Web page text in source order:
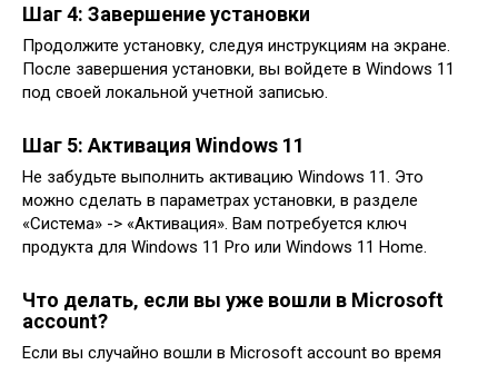
Шаг 4: Завершение установки
Продолжите установку‚ следуя инструкциям на экране.
После завершения установки‚ вы войдете в Windows 11
под своей локальной учетной записью.
Шаг 5: Активация Windows 11
Не забудьте выполнить активацию Windows 11. Это
можно сделать в параметрах установки‚ в разделе
«Система» -> «Активация». Вам потребуется ключ
продукта для Windows 11 Pro или Windows 11 Home.
Что делать‚ если вы уже вошли в Microsoft
account?
Если вы случайно вошли в Microsoft account во время